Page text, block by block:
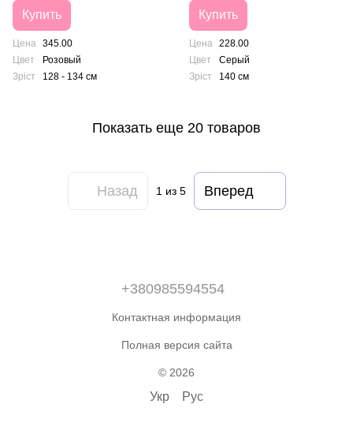
Купить
Цена 345.00
Цвет
Розовый
Зріст
128 - 134 см
Купить
Цена 228.00
Цвет
Серый
Зріст
140 см
Показать еще 20 товаров
Назад 1 из 5 Вперед
+380985594554
Контактная информация
Полная версия сайта
© 2026
Укр Рус